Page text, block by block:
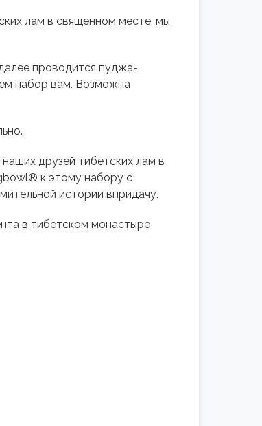
лам в священном месте, мы
проводится пуджа-
набор вам. Возможна
друзей тибетских лам в
к этому набору с
истории впридачу.
в тибетском монастыре